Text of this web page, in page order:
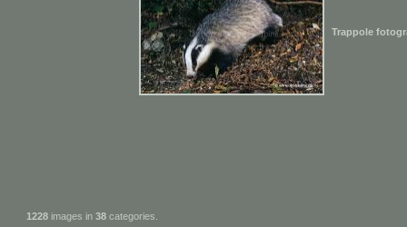
Trappole
1228 images in 38 categories.